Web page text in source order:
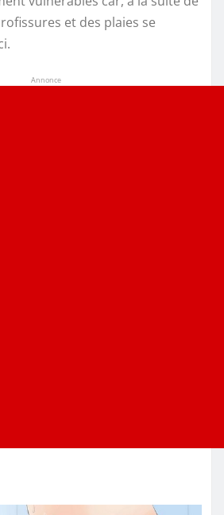
et des plaies se
Annonce